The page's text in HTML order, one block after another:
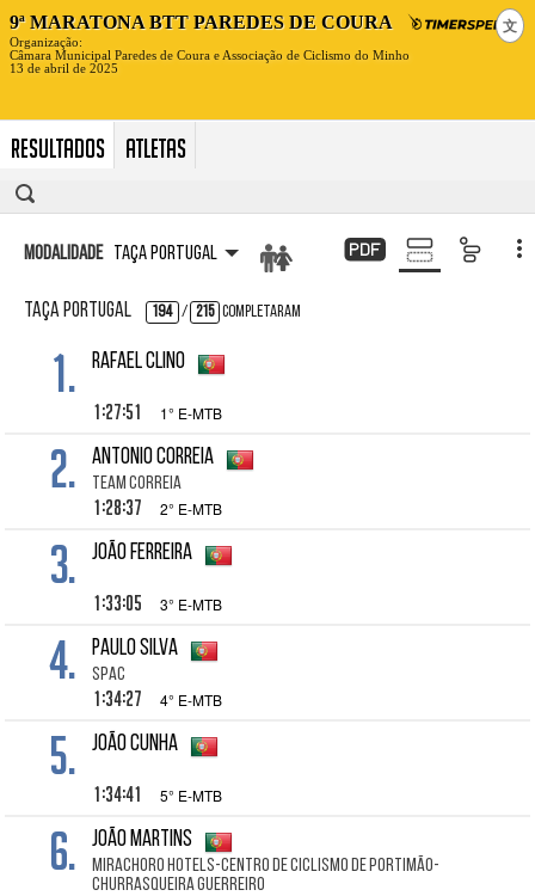
Resultados Atletas
文
Modalidade Taça Portugal
Taça Portugal 194 / 215 Completaram
1. Rafael Clino
1:27:51 1° E-MTB
2. Antonio Correia
Team Correia
1:28:37 2° E-MTB
3. João Ferreira
1:33:05 3° E-MTB
4. Paulo Silva
SPAC
1:34:27 4° E-MTB
5. João Cunha
1:34:41 5° E-MTB
6. João Martins
Mirachoro Hotels-Centro de Ciclismo de Portimão-
Churrasqueira Guerreiro